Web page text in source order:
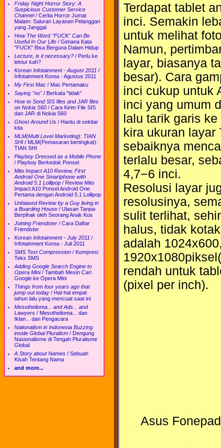
Friday Night Horror Story: A
Suspicious Customer Service
Channel/ Cerita Horror Jumat
Malam: Saluran Layanan Pelanggan
yang Janggal
How The Word "FUCK" Can Be
Useful In Our Life / Gimana Kata
"FUCK" Bisa Berguna Dalam Hidup
Lecture, is it necessary? / Perlu ke
lektur kah?
Korean Infotainment - August 2011 /
Infotainment Korea - Agustus 2011
My First Mac / Mac Pertamaku
Saying "no"/ Berkata "tidak"
How to Send SIS files and JAR files
on Nokia S60 / Cara Kirim File SIS
dan JAR di Nokia S60
Ghost Around Us / Hantu di sekitar
kita
MLM(Multi Level Marketing): TIAN
SHI / MLM(Pemasaran bertingkat):
TIAN SHI
Playboy Dressed as a Mobile Phone
/ Playboy Berkedok Ponsel
Mito Impact A10 Review, First
Android One Smartphone with
Android 5.1 Lollipop / Review Mito
Impact A10 Ponsel Android One
Pertama dengan Android 5.1 Lollipop
Unbiased Review by a Guy living in
a Boarding House / Ulasan Tanpa-
Berpihak oleh Seorang Anak Kos
Joining Friendster / Cara Daftar
Friendster
Korean Infotainment - July 2011 /
Infotainment Korea - Juli 2011
SMS Text Compression / Kompresi
Teks SMS
Adding Google Search Engine to
Opera Mini/ Tambah Mesin Cari
Google ke Opera Mini
Things from four years ago that
jump out today / Hal-hal empat
tahun lalu yang mencuat saat ini
Mesothelioma... and Ads... and
Lawyers / Mesothelioma... dan
Iklan... dan Pengacara
Nationalism in Indonesia Buzzing
inside Global Pluralism / Dengung
Nasionalisme di Tengah Pluralisme
Global
A Story about Names / Sebuah
Kisah Tentang Nama
and more...
Terdapat tablet
inci. Semakin
untuk melihat
Namun,
layar, biasanya
besar). Cara
inci cukup untuk
inci yang umum
lalu tarik garis
kira ukuran layar
sebaiknya
terlalu besar,
4,7−6 inci.
Resolusi layar
resolusinya,
sulit terlihat,
halus, tidak
adalah
rendah untuk
(pixel per inch).
Asus